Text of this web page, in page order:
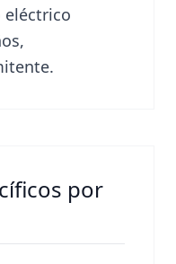
eléctrico
por